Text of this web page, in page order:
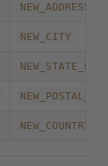
NEW_ADDRESS
NEW_CITY
NEW_COUNTRY